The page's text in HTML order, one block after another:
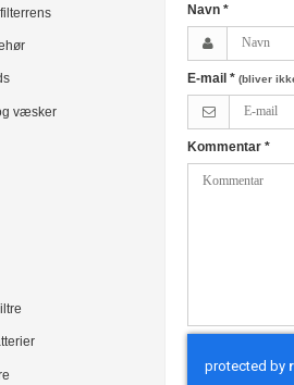
væsker
Navn*
E-mail* (bliver
Kommentar*